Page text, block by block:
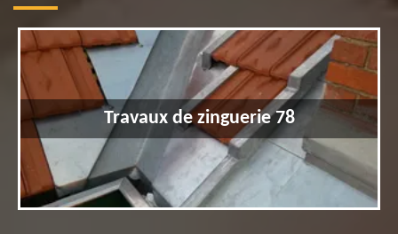
Travaux de zinguerie 78